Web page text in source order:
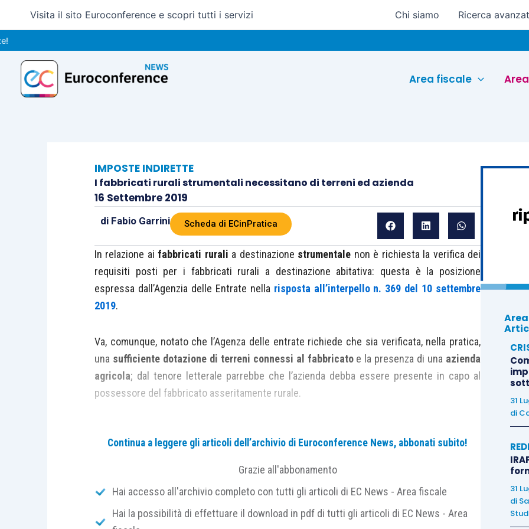
contenuto
Visita il sito Euroconference e scopri tutti i servizi Chi siamo Ricerca
Area fiscale
IMPOSTE INDIRETTE
I fabbricati rurali strumentali necessitano di terreni ed azienda
16 Settembre 2019
di Fabio Garrini Scheda di ECinPratica
In relazione aifabbricati rurali a destinazione strumentale non è richiesta la verifica dei
requisiti posti per i fabbricati rurali a destinazione abitativa: questa è la posizione
espressa dall’Agenzia delle Entrate nella risposta all’interpello n. 369 del 10 settembre
2019.
Va, comunque, notato che l’Agenza delle entrate richiede che sia verificata, nella pratica,
una sufficiente dotazione di terreni connessi al fabbricatoe la presenza di una azienda
agricola; dal tenore letterale parrebbe che l’azienda debba essere presente in capo al
possessore del fabbricato asseritamente rurale.
fabbricato.
I requisiti per definire “rurale ” un fabbricato (e beneficiare delle corrispondenti
Continua a leggere gli articoli dell’archivio di Euroconference News, abbonati subito!
Grazie all'abbonamento
Hai accesso all'archivio completo con tutti gli articoli di EC News - Area fiscale
Hai la possibilità di effettuare il download in pdf di tutti gli articoli di EC News - Area
31
di
31
di